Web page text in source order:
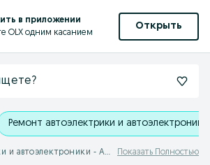
в приложении
OLX одним касанием
Открыть
Ремонт автоэлектрики и автоэлектроники
Ремонт автоэлектрики и автоэлектроники - Алматинская область Показать Полностью